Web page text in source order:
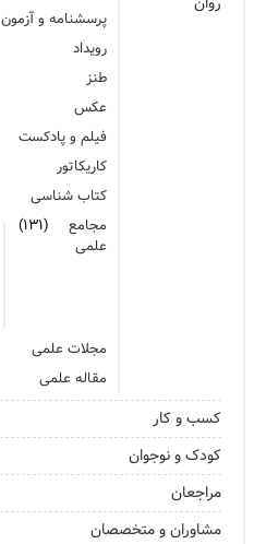
پرسشنامه و آزمون
رویداد
طنز
عکس
فیلم و پادکست
کاریکاتور
کتاب شناسی
مجامع
علمی
(۱۳۱)
مجلات علمی
مقاله علمی
کسب و کار
کودک و نوجوان
مراجعان
مشاوران و متخصصان